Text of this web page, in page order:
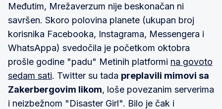
Međutim, Mrežaverzum nije beskonačan ni
savršen. Skoro polovina planete (ukupan broj
korisnika Facebooka, Instagrama, Messengera i
WhatsAppa) svedočila je početkom oktobra
prošle godine "padu" Metinih platformi na govoto
sedam sati. Twitter su tada preplavili mimovi sa
Zakerbergovim likom, loše povezanim serverima
i neizbežnom "Disaster Girl". Bilo je čak i